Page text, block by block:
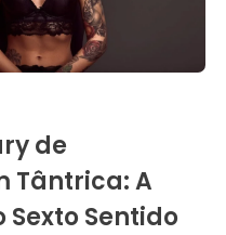
de
Tântrica: A
Sexto Sentido